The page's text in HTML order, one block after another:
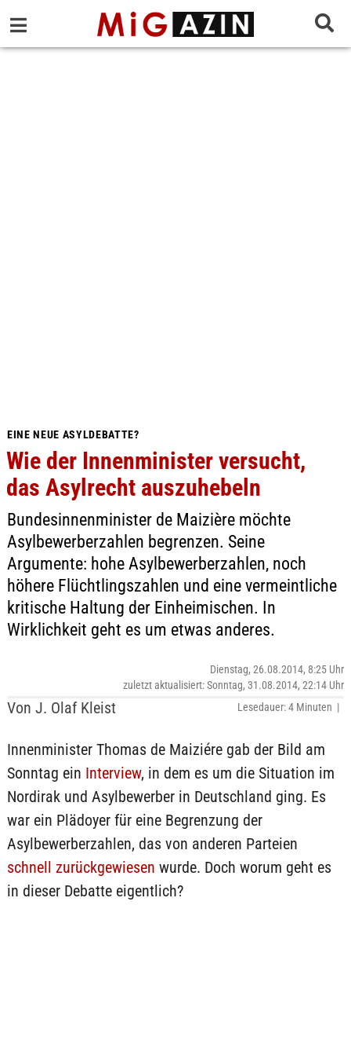
EINE NEUE ASYLDEBATTE?
Wie der Innenminister versucht,
das Asylrecht auszuhebeln
Bundesinnenminister de Maizière möchte
Asylbewerberzahlen begrenzen. Seine
Argumente: hohe Asylbewerberzahlen, noch
höhere Flüchtlingszahlen und eine vermeintliche
kritische Haltung der Einheimischen. In
Wirklichkeit geht es um etwas anderes.
Von J. Olaf Kleist
Dienstag, 26.08.2014, 8:25 Uhr
zuletzt aktualisiert: Sonntag, 31.08.2014, 22:14 Uhr
Lesedauer: 4 Minuten |
Innenminister Thomas de Maiziére gab der Bild am
Sonntag ein Interview, in dem es um die Situation im
Nordirak und Asylbewerber in Deutschland ging. Es
war ein Plädoyer für eine Begrenzung der
Asylbewerberzahlen, das von anderen Parteien
schnell zurückgewiesen wurde. Doch worum geht es
in dieser Debatte eigentlich?